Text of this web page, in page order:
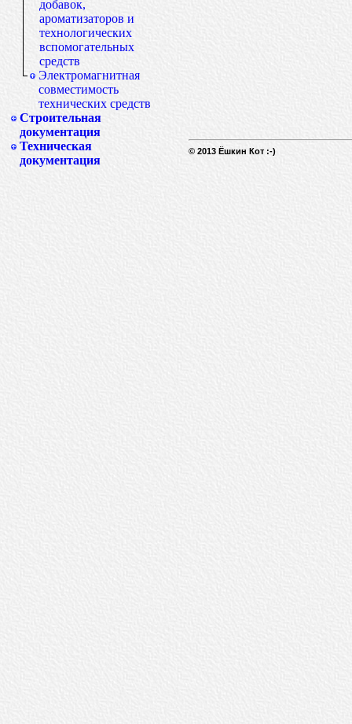
добавок,
ароматизаторов и
технологических
вспомогательных
средств
Электромагнитная
совместимость
технических средств
Строительная
документация
Техническая
документация
© 2013 Ёшкин Кот :-)